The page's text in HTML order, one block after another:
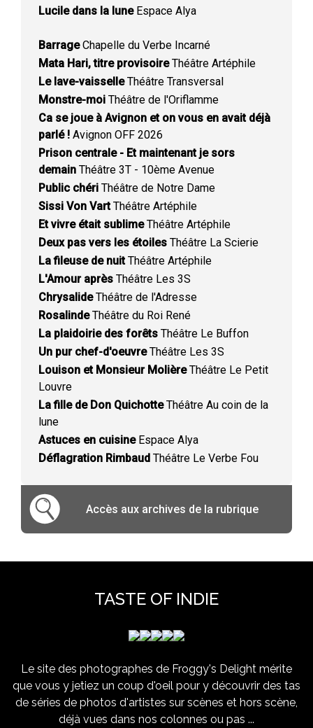
Lucile dans la luneEspace Alya
BarrageChapelle du Verbe Incarné
Mata Hari, titre provisoireThéâtre Artéphile
Le lave-vaisselleThéâtre Transversal
Monstre-moi Théâtre de l'Oriflamme
Ca se joue à Avignon et on vous en avait déjà
parlé ! Avignon OFF 2026
Prison centrale - Et maintenant je sors
demain Théâtre 3T - 10ème Avenue
Public chéri Théâtre de Notre Dame
Sissi Von VartThéâtre Artéphile
Et vivre était sublimeThéâtre Artéphile
Deux pas vers les étoiles Théâtre La Scierie
La fileuse de nuitThéâtre Artéphile
L'Amour après Théâtre Les 3S
ChrysalideThéâtre de l'Adresse
RosalindeThéâtre du Roi René
La plaidoirie des forêts Théâtre Le Buffon
Un pur chef-d'oeuvreThéâtre Les 3S
Louison et Monsieur MolièreThéâtre Le Petit
Louvre
La fille de Don QuichotteThéâtre Au coin de la
lune
Astuces en cuisineEspace Alya
Déflagration Rimbaud Théâtre Le Verbe Fou
Accès aux archives de la rubrique
TASTE OF INDIE
Le site des photographes de Froggy's Delight mérite
que vous y jetiez un coup d'oeil pour y découvrir des tas
de séries de photos d'artistes sur scènes et hors scène,
déjà vues dans nos colonnes ou pas ...